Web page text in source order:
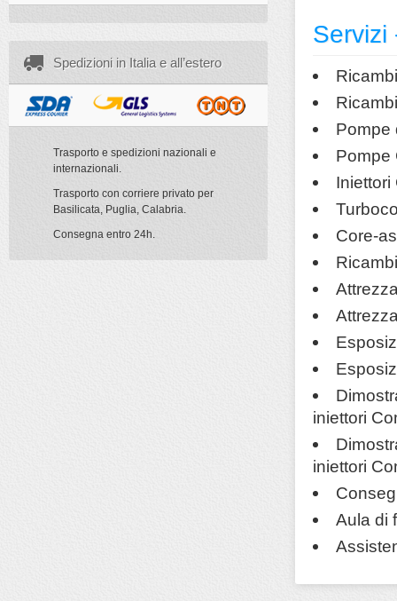
Spedizioni in Italia e all’estero
Trasporto e spedizioni nazionali e
internazionali.
Trasporto con corriere privato per
Basilicata, Puglia, Calabria.
Consegna entro 24h.
Servizi
Pompe
Pompe
Core-
iniettori
iniettori
Aula di